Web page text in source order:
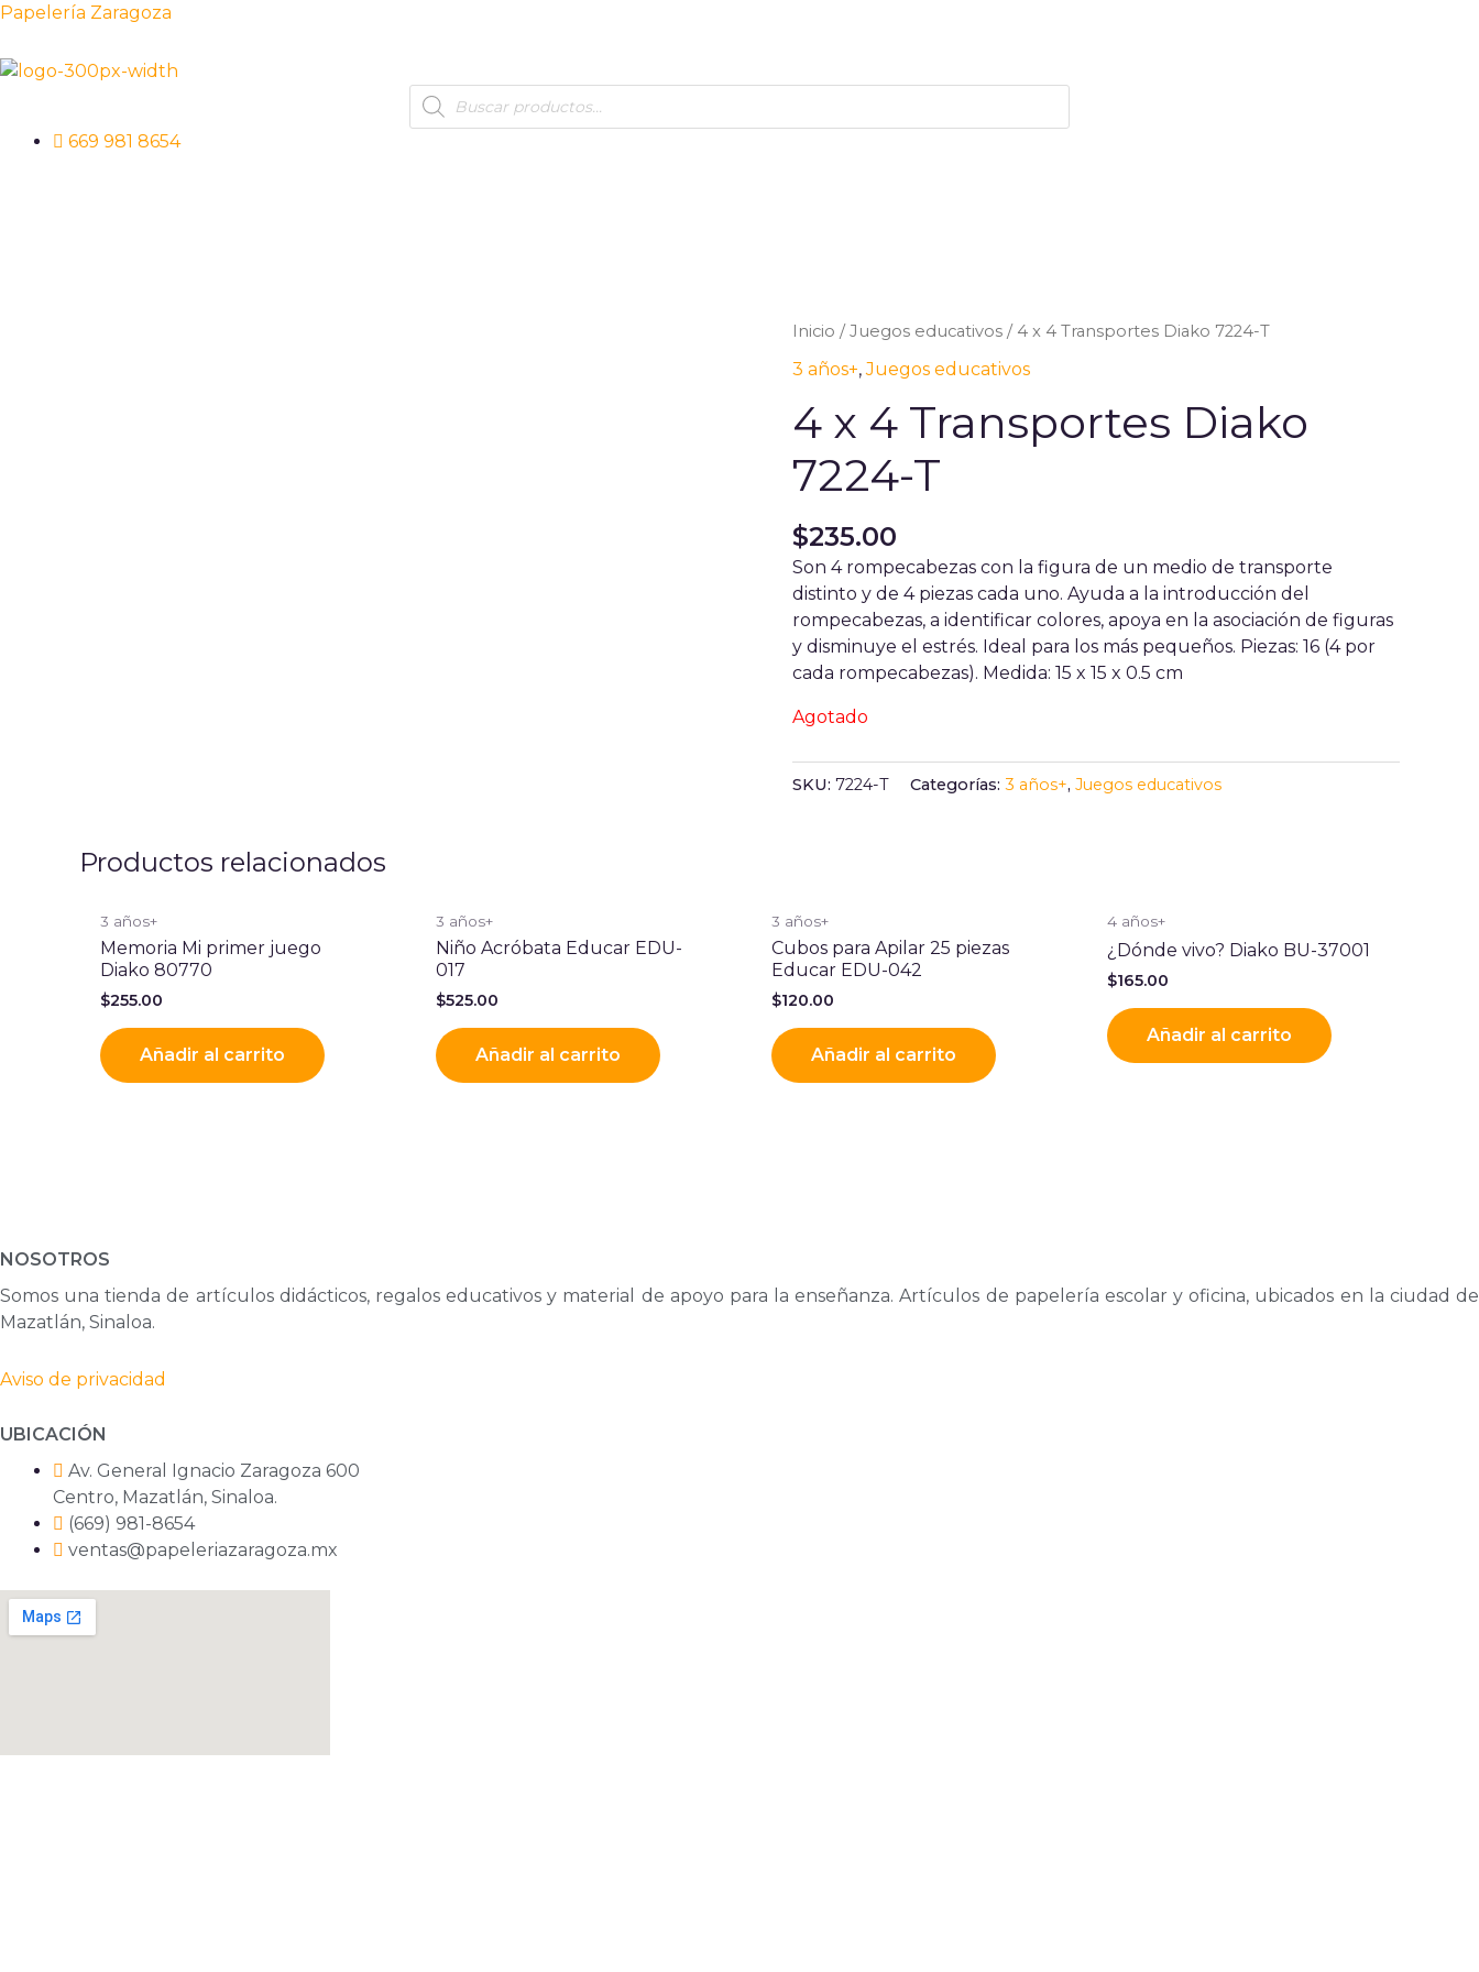
Ir
contenido
Papelería Zaragoza
Products
search
669 981 8654
Inicio /Juegos educativos / 4 x 4 Transportes Diako 7224-T
3 años+,Juegos educativos
4 x 4 Transportes Diako
7224-T
$235.00
Son 4 rompecabezas con la figura de un medio de transporte
distinto y de 4 piezas cada uno. Ayuda a la introducción del
rompecabezas, a identificar colores, apoya en la asociación de figuras
y disminuye el estrés. Ideal para los más pequeños. Piezas: 16 (4 por
cada rompecabezas). Medida: 15 x 15 x 0.5 cm
Agotado
SKU: 7224-T Categorías: 3 años+, Juegos educativos
Productos relacionados
3 años+
Memoria Mi primer juego
Diako 80770
$255.00
Añadir al carrito
3 años+
Niño Acróbata Educar EDU-
017
$525.00
Añadir al carrito
3 años+
Cubos para Apilar 25 piezas
Educar EDU-042
$120.00
Añadir al carrito
4 años+
¿Dónde vivo? Diako BU-37001
$165.00
Añadir al carrito
NOSOTROS
Somos una tienda de artículos didácticos, regalos educativos y material de apoyo para la enseñanza. Artículos de papelería escolar y oficina, ubicados en la ciudad de
Mazatlán, Sinaloa.
Aviso de privacidad
UBICACIÓN
Av. General Ignacio Zaragoza 600
Centro, Mazatlán, Sinaloa.
(669) 981-8654
ventas@papeleriazaragoza.mx